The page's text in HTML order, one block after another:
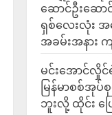
ဆောင်ဦးဆော
ရှစ်လေးလုံး
အခမ်းအနား
မင်းအောင်လှို
မြန်မာစစ်အု
ဘူးလို့ ထိုင်း ပြ